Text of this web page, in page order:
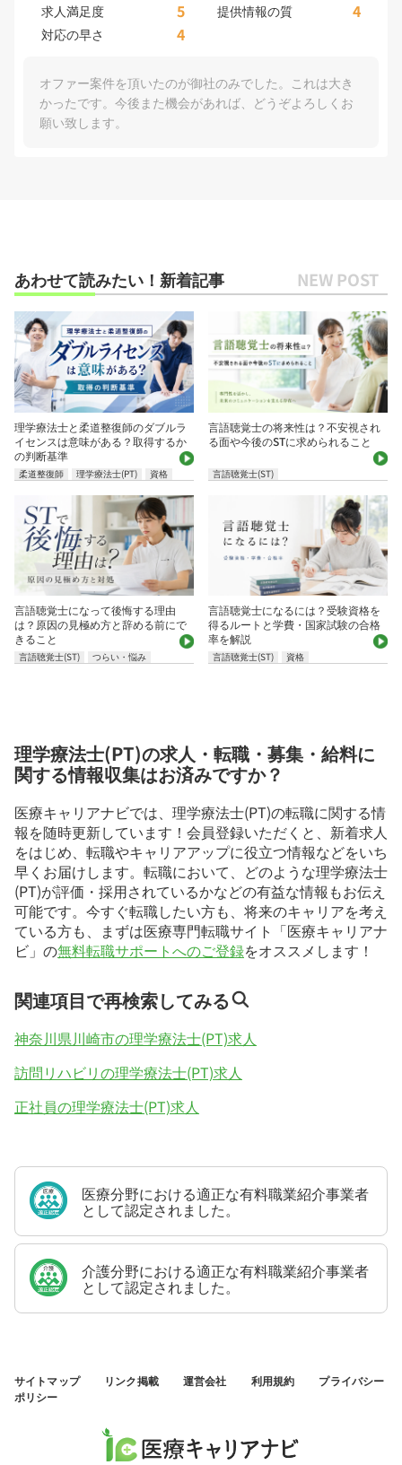
求人満足度 5 提供情報の質 4
対応の早さ 4
オファー案件を頂いたのが御社のみでした。これは大き
かったです。今後また機会があれば、どうぞよろしくお
願い致します。
あわせて読みたい！新着記事
理学療法士と柔道整復師のダブルラ
イセンスは意味がある？取得するか
の判断基準
柔道整復師 理学療法士(PT) 資格
言語聴覚士の将来性は？不安視され
る面や今後のSTに求められること
言語聴覚士(ST)
言語聴覚士になって後悔する理由
は？原因の見極め方と辞める前にで
きること
言語聴覚士(ST) つらい・悩み
言語聴覚士になるには？受験資格を
得るルートと学費・国家試験の合格
率を解説
言語聴覚士(ST) 資格
理学療法士(PT)の求人・転職・募集・給料に
関する情報収集はお済みですか？
医療キャリアナビでは、理学療法士(PT)の転職に関する情
報を随時更新しています！会員登録いただくと、新着求人
をはじめ、転職やキャリアアップに役立つ情報などをいち
早くお届けします。転職において、どのような理学療法士
(PT)が評価・採用されているかなどの有益な情報もお伝え
可能です。今すぐ転職したい方も、将来のキャリアを考え
ている方も、まずは医療専門転職サイト「医療キャリアナ
ビ」の無料転職サポートへのご登録をオススメします！
関連項目で再検索してみる
神奈川県川崎市の理学療法士(PT)求人
訪問リハビリの理学療法士(PT)求人
正社員の理学療法士(PT)求人
医療分野における適正な有料職業紹介事業者
として認定されました。
介護分野における適正な有料職業紹介事業者
として認定されました。
サイトマップ リンク掲載 運営会社 利用規約
プライバシー
ポリシー